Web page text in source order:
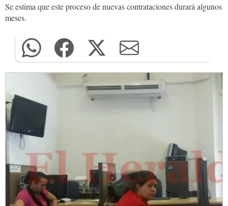
Se estima que este proceso de nuevas contrataciones durará algunos
meses.